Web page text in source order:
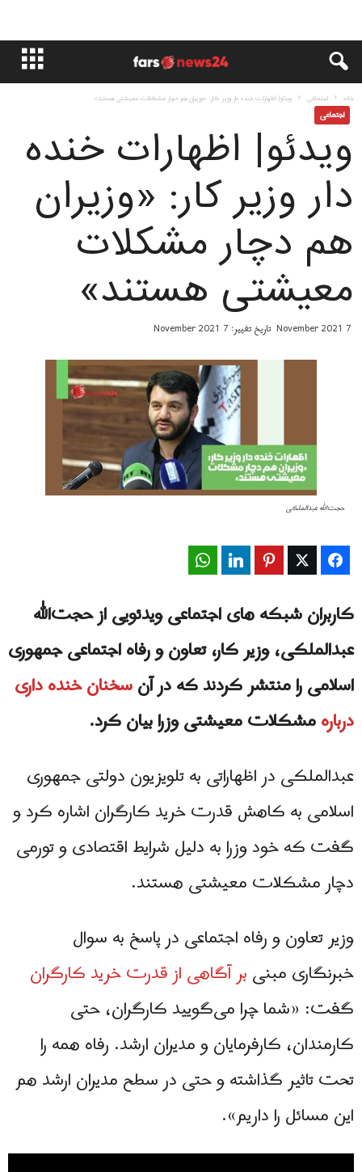
خانه اجتماعی ویدئو| اظهارات خنده دار وزیر کار: «وزیران هم دچار مشکلات معیشتی هستند»
اجتماعی
ویدئو| اظهارات خنده
دار وزیر کار: «وزیران
هم دچار مشکلات
معیشتی هستند»
7 November 2021 تاریخ تغییر: 7 November 2021
حجت‌الله عبدالملکی
Facebook
Twitter
Pinterest
LinkedIn
کاربران شبکه های اجتماعی ویدئویی از حجت‌الله
عبدالملکی، وزیر کار، تعاون و رفاه اجتماعی جمهوری
اسلامی را منتشر کردند که در آنسخنان خنده داری
دربارهمشکلات معیشتی وزرا بیان کرد.
عبدالملکی در اظهاراتی به تلویزیون دولتی جمهوری
اسلامی به کاهش قدرت خرید کارگران اشاره کرد و
گفت که خود وزرا به دلیل شرایط اقتصادی و تورمی
دچار مشکلات معیشتی هستند.
وزیر تعاون و رفاه اجتماعی در پاسخ به سوال
خبرنگاری مبنیبر آگاهی از قدرت خرید کارگران
گفت: «شما چرا می‌گویید کارگران، حتی
کارمندان، کارفرمایان و مدیران ارشد. رفاه همه را
تحت تاثیر گذاشته و حتی در سطح مدیران ارشد هم
این مسائل را داریم».